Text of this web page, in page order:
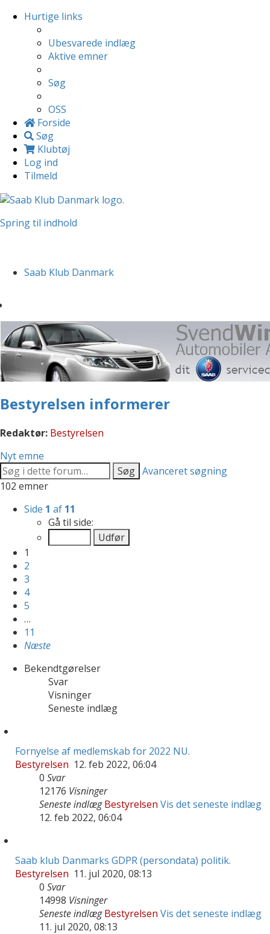
Hurtige links
Ubesvarede indlæg
Aktive emner
Søg
OSS
Forside
Søg
Klubtøj
Log ind
Tilmeld
Spring til indhold
Saab Klub Danmark
Bestyrelsen informerer
Redaktør: Bestyrelsen
Nyt emne
Søg Avanceret søgning
102 emner
Side 1 af 11
Gå til side:
1
2
3
4
5
…
11
Næste
Bekendtgørelser
Svar
Visninger
Seneste indlæg
Fornyelse af medlemskab for 2022 NU.
Bestyrelsen 12. feb 2022, 06:04
0 Svar
12176 Visninger
Seneste indlægBestyrelsen Vis det seneste indlæg
12. feb 2022, 06:04
Saab klub Danmarks GDPR (persondata) politik.
Bestyrelsen 11. jul 2020, 08:13
0 Svar
14998 Visninger
Seneste indlægBestyrelsen Vis det seneste indlæg
11. jul 2020, 08:13